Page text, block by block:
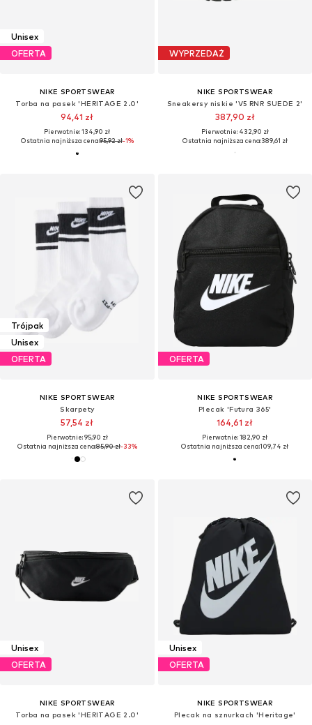
Unisex
OFERTA
NIKE SPORTSWEAR
Torba na pasek 'HERITAGE 2.0'
94,41 zł
Pierwotnie: 134,90 zł
Ostatnia najniższa cena:95,92 zł-1%
WYPRZEDAŻ
NIKE SPORTSWEAR
Sneakersy niskie 'V5 RNR SUEDE 2'
387,90 zł
Pierwotnie: 432,90 zł
Ostatnia najniższa cena:389,61 zł
Trójpak
Unisex
OFERTA
NIKE SPORTSWEAR
Skarpety
57,54 zł
Pierwotnie: 95,90 zł
Ostatnia najniższa cena:85,90 zł-33%
OFERTA
NIKE SPORTSWEAR
Plecak 'Futura 365'
164,61 zł
Pierwotnie: 182,90 zł
Ostatnia najniższa cena:109,74 zł
Unisex
OFERTA
NIKE SPORTSWEAR
Torba na pasek 'HERITAGE 2.0'
Unisex
OFERTA
NIKE SPORTSWEAR
Plecak na sznurkach 'Heritage'